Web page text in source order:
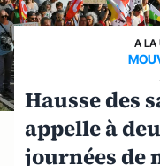
A LA
Hausse des
appelle à
journées de